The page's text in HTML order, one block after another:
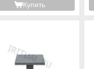
Купить